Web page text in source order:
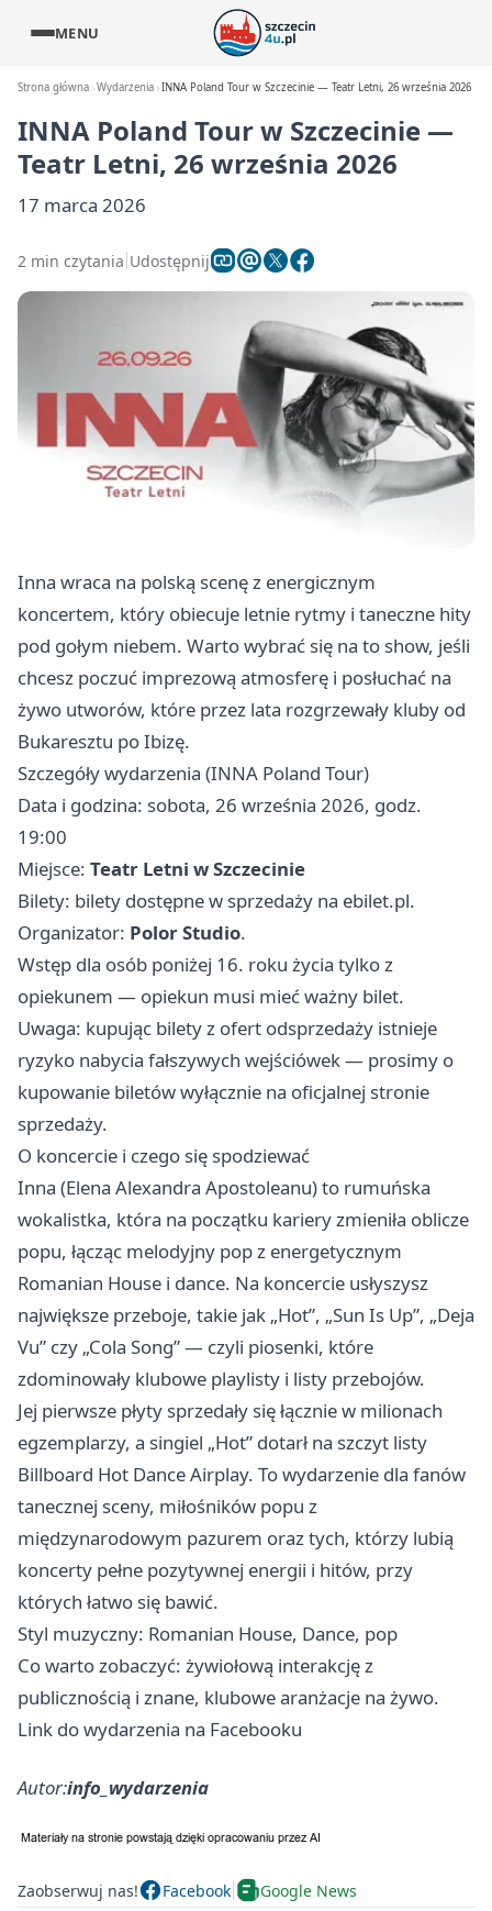
MENU
Strona główna Wydarzenia INNA Poland Tour w Szczecinie — Teatr Letni, 26 września 2026
INNA Poland Tour w Szczecinie —
Teatr Letni, 26 września 2026
17 marca 2026
2 min czytania Udostępnij
Inna wraca na polską scenę z energicznym
koncertem, który obiecuje letnie rytmy i taneczne hity
pod gołym niebem. Warto wybrać się na to show, jeśli
chcesz poczuć imprezową atmosferę i posłuchać na
żywo utworów, które przez lata rozgrzewały kluby od
Bukaresztu po Ibizę.
Szczegóły wydarzenia (INNA Poland Tour)
Data i godzina: sobota, 26 września 2026, godz.
19:00
Miejsce: Teatr Letni w Szczecinie
Bilety: bilety dostępne w sprzedaży na ebilet.pl.
Organizator: Polor Studio.
Wstęp dla osób poniżej 16. roku życia tylko z
opiekunem — opiekun musi mieć ważny bilet.
Uwaga: kupując bilety z ofert odsprzedaży istnieje
ryzyko nabycia fałszywych wejściówek — prosimy o
kupowanie biletów wyłącznie na oficjalnej stronie
sprzedaży.
O koncercie i czego się spodziewać
Inna (Elena Alexandra Apostoleanu) to rumuńska
wokalistka, która na początku kariery zmieniła oblicze
popu, łącząc melodyjny pop z energetycznym
Romanian House i dance. Na koncercie usłyszysz
największe przeboje, takie jak „Hot”, „Sun Is Up”, „Deja
Vu” czy „Cola Song” — czyli piosenki, które
zdominowały klubowe playlisty i listy przebojów.
Jej pierwsze płyty sprzedały się łącznie w milionach
egzemplarzy, a singiel „Hot” dotarł na szczyt listy
Billboard Hot Dance Airplay. To wydarzenie dla fanów
tanecznej sceny, miłośników popu z
międzynarodowym pazurem oraz tych, którzy lubią
koncerty pełne pozytywnej energii i hitów, przy
których łatwo się bawić.
Styl muzyczny: Romanian House, Dance, pop
Co warto zobaczyć: żywiołową interakcję z
publicznością i znane, klubowe aranżacje na żywo.
Link do wydarzenia na Facebooku
Autor:info_wydarzenia
Zaobserwuj nas! Facebook Google News